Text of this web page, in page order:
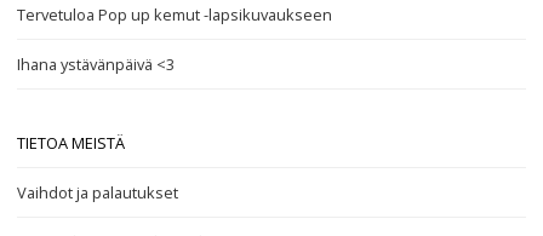
Tervetuloa Pop up kemut -lapsikuvaukseen
Ihana ystävänpäivä <3
TIETOA MEISTÄ
Vaihdot ja palautukset